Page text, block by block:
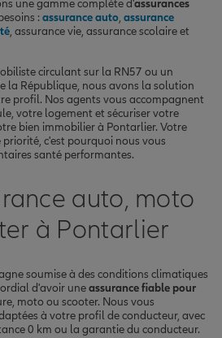
une gamme complète d'assurances
: assurance auto, assurance
, assurance vie, assurance scolaire et
circulant sur la RN57 ou un
la République, nous avons la solution
profil. Nos agents vous accompagnent
votre logement et sécuriser votre
bien immobilier à Pontarlier. Votre
c'est pourquoi nous vous
santé performantes.
auto, moto
à Pontarlier
soumise à des conditions climatiques
d'avoir uneassurance fiable pour
moto ou scooter. Nous vous
à votre profil de conducteur, avec
0 km ou la garantie du conducteur.